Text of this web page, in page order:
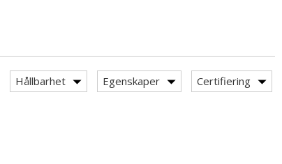
Hållbarhet Egenskaper Certifiering